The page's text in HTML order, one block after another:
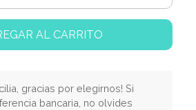
AL CARRITO
gracias por elegirnos! Si
bancaria, no olvides